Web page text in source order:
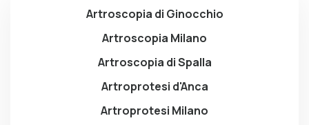
Artroscopia di Ginocchio
Artroscopia Milano
Artroscopia di Spalla
Artroprotesi d'Anca
Artroprotesi Milano